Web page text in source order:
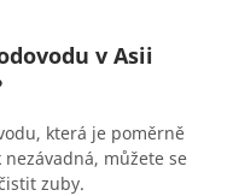
v Asii
která je poměrně
můžete se
zuby.